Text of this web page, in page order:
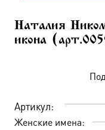
Наталия
икона
Артикул:
Женские имена: